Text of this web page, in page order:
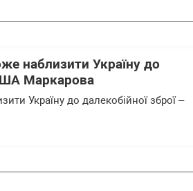
наблизити Україну до
Маркарова
Україну до далекобійної зброї –